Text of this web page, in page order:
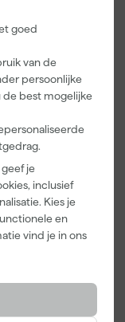
goed
van de
persoonlijke
de best mogelijke
je
inclusief
Kies je
en
vind je in ons
m Sk 500
bezorgd
1,
incl. BTW
Onze Top 10